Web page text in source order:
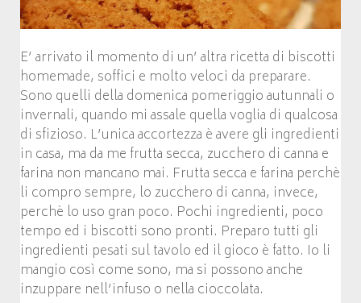
E’ arrivato il momento di un’ altra ricetta di biscotti
homemade, soffici e molto veloci da preparare.
Sono quelli della domenica pomeriggio autunnali o
invernali, quando mi assale quella voglia di qualcosa
di sfizioso. L’unica accortezza è avere gli ingredienti
in casa, ma da me frutta secca, zucchero di canna e
farina non mancano mai. Frutta secca e farina perchè
li compro sempre, lo zucchero di canna, invece,
perchè lo uso gran poco. Pochi ingredienti, poco
tempo ed i biscotti sono pronti. Preparo tutti gli
ingredienti pesati sul tavolo ed il gioco è fatto. Io li
mangio così come sono, ma si possono anche
inzuppare nell’infuso o nella cioccolata.